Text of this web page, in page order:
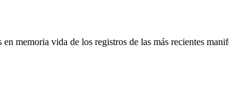
memoria vida de los registros de las más recientes